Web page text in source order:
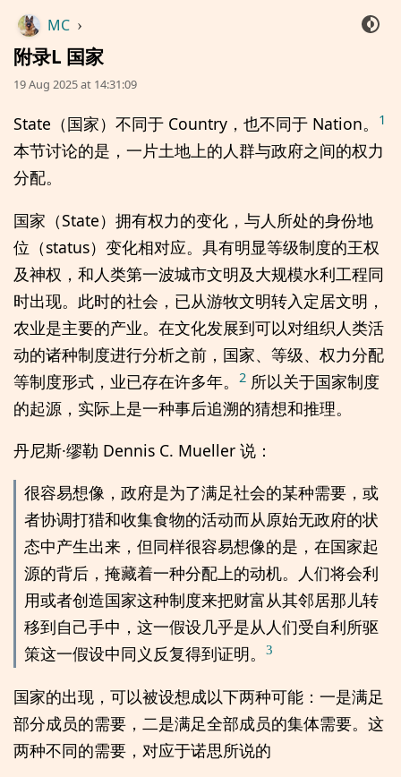
MC ›
附录L 国家
19 Aug 2025 at 14:31:09
State（国家）不同于 Country，也不同于 Nation。 1
本节讨论的是，一片土地上的人群与政府之间的权力
分配。
国家（State）拥有权力的变化，与人所处的身份地
位（status）变化相对应。具有明显等级制度的王权
及神权，和人类第一波城市文明及大规模水利工程同
时出现。此时的社会，已从游牧文明转入定居文明，
农业是主要的产业。在文化发展到可以对组织人类活
动的诸种制度进行分析之前，国家、等级、权力分配
等制度形式，业已存在许多年。
2 所以关于国家制度
的起源，实际上是一种事后追溯的猜想和推理。
丹尼斯·缪勒 Dennis C. Mueller 说：
很容易想像，政府是为了满足社会的某种需要，或
者协调打猎和收集食物的活动而从原始无政府的状
态中产生出来，但同样很容易想像的是，在国家起
源的背后，掩藏着一种分配上的动机。人们将会利
用或者创造国家这种制度来把财富从其邻居那儿转
移到自己手中，这一假设几乎是从人们受自利所驱
策这一假设中同义反复得到证明。
3
国家的出现，可以被设想成以下两种可能：一是满足
部分成员的需要，二是满足全部成员的集体需要。这
两种不同的需要，对应于诺思所说的